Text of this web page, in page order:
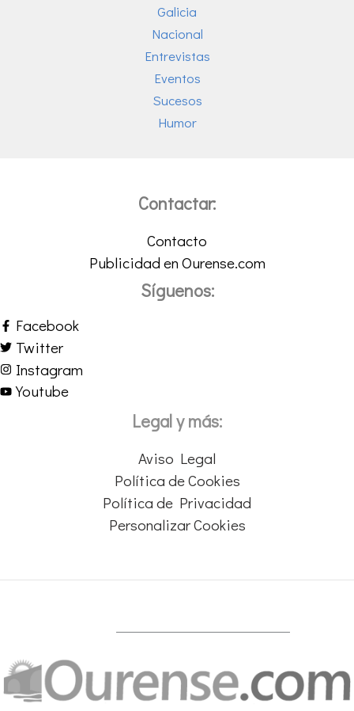
Galicia
Nacional
Entrevistas
Eventos
Sucesos
Humor
Contactar:
Contacto
Publicidad en Ourense.com
Síguenos:
Facebook
Twitter
Instagram
Youtube
Legal y más:
Aviso Legal
Política de Cookies
Política de Privacidad
Personalizar Cookies